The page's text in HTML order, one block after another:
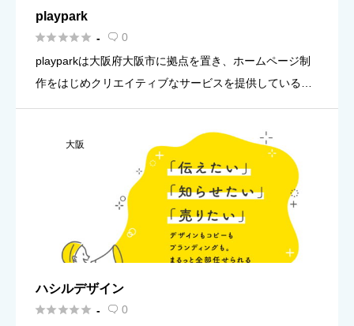
playpark
 -  0
playparkは大阪府大阪市に拠点を置き、ホームページ制
作をはじめクリエイティブなサービスを提供している制
大阪
ハシルデザイン
 -  0